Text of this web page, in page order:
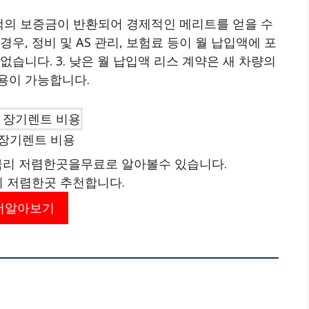
보증금이 반환되어 경제적인 메리트를 얻을 수
우, 정비 및 AS 관리, 보험료 등이 월 납입액에 포
습니다. 3. 낮은 월 납입액 리스 계약은 새 차량의
이 가능합니다.
기렌트 비용
저렴한곳을무료로 알아볼수 있습니다.
저렴한곳 추천합니다.
알아보기